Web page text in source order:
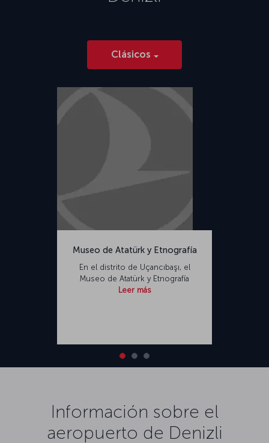
Clásicos
Museo de Atatürk y Etnografía
En el distrito de Uçancıbaşı, el
Museo de Atatürk y Etnografía
Leer más
Información sobre el
aeropuerto de Denizli